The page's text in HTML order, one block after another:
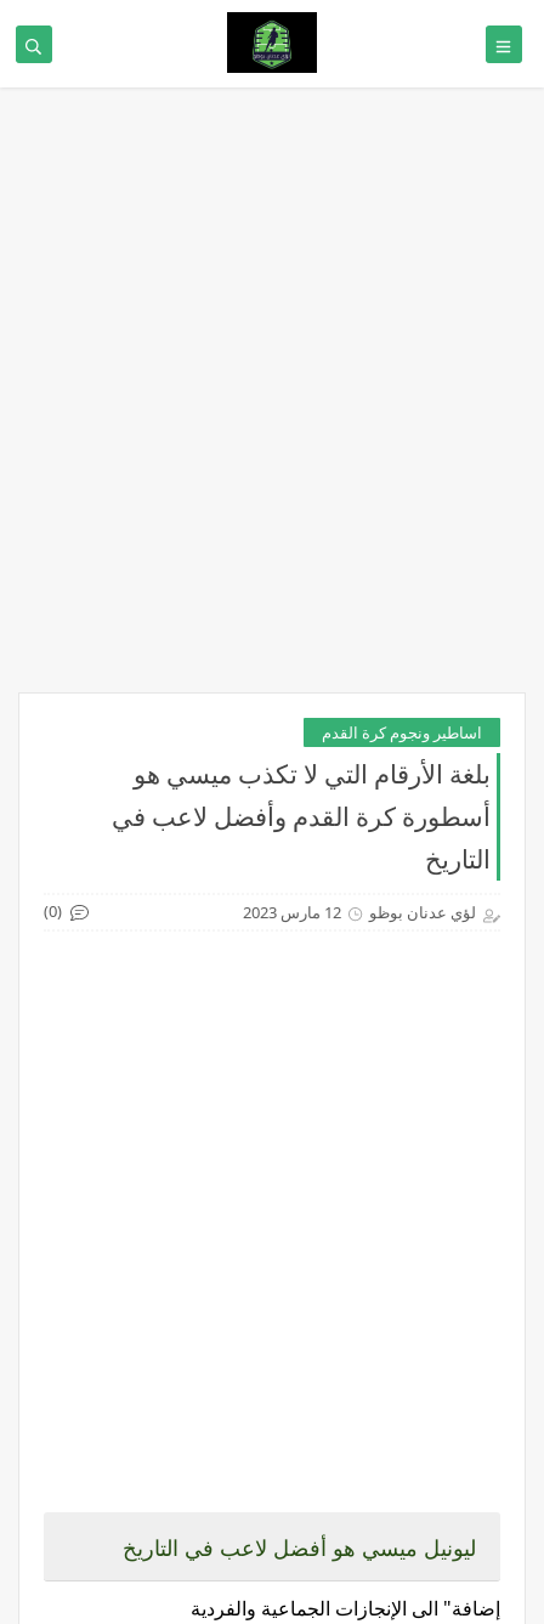
اساطير ونجوم كرة القدم
بلغة الأرقام التي لا تكذب ميسي هو
أسطورة كرة القدم وأفضل لاعب في
التاريخ
لؤي عدنان بوظو 12 مارس 2023 (0)
ليونيل ميسي هو أفضل لاعب في التاريخ
إضافة" الى الإنجازات الجماعية والفردية